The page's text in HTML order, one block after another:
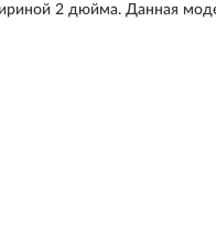
2 дюйма. Данная